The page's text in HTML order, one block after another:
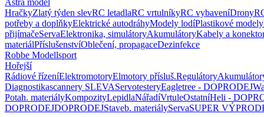
Astra model
HračkyZlatý týden slevRC letadlaRC vrtulníkyRC vybaveníDrony
potřeby a doplňkyElektrické autodráhyModely lodíPlastikové modely
přijímačeServaElektronika, simulátoryAkumulátoryKabely a
materiálPříslušenstvíOblečení, propagaceDezinfekce
Robbe Modellsport
Hořejší
Rádiové řízeníElektromotoryElmotory přísluš.Regulátory
Diagnostikascannery SLEVAServotesteryEagletree - DOPRODEJ
Potah. materiályKompozityLepidlaNářadíVrtuleOstatníHeli -
DOPRODEJDOPRODEJStaveb. materiályServaSUPER